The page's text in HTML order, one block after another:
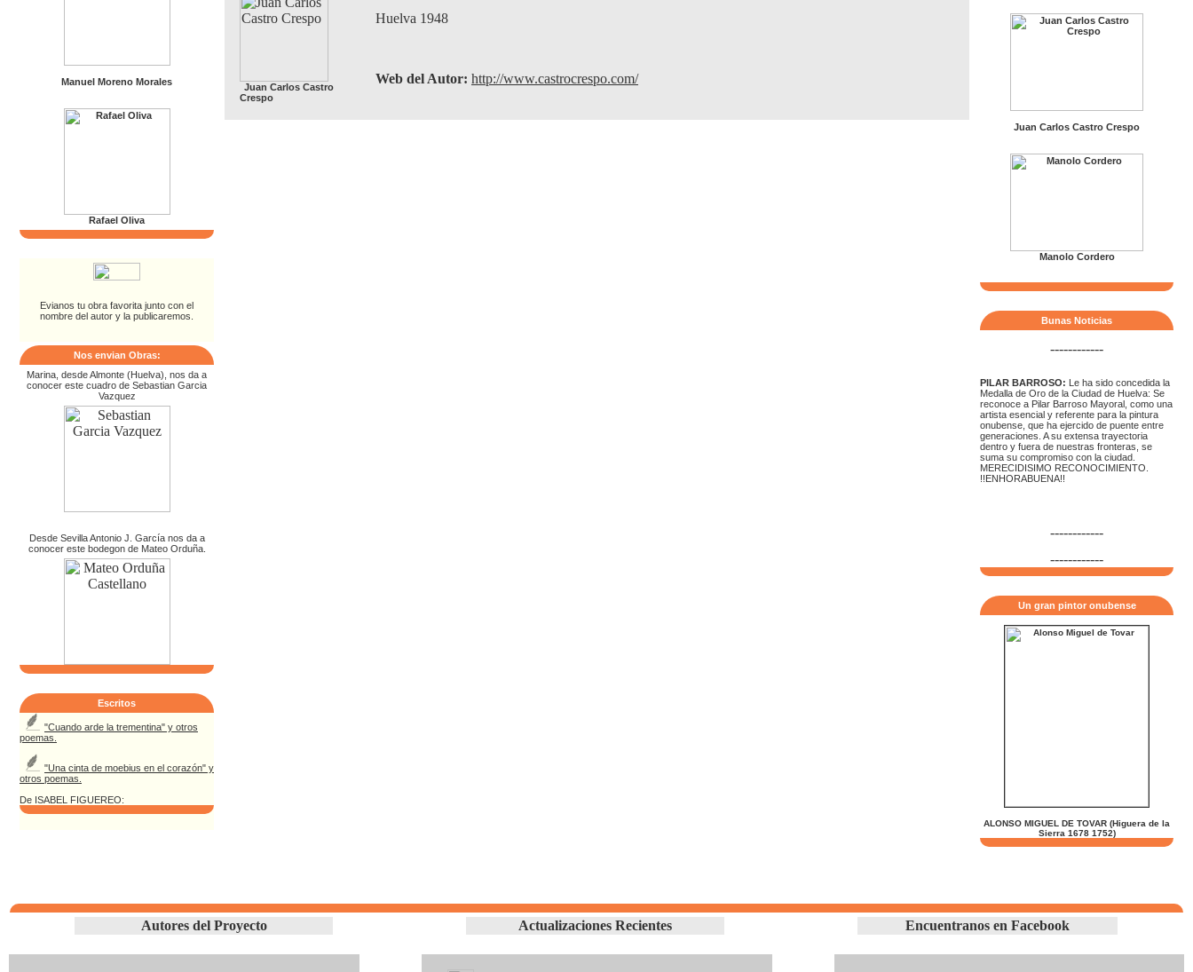
Manuel Moreno Morales
Rafael Oliva
Evianos tu obra favorita junto con el
nombre del autor y la publicaremos.
Nos envian Obras:
Marina, desde Almonte (Huelva), nos da a
conocer este cuadro de Sebastian Garcia
Vazquez
Desde Sevilla Antonio J. García nos da a
conocer este bodegon de Mateo Orduña.
Escritos
"Cuando arde la trementina" y otros
poemas.
"Una cinta de moebius en el corazón" y
otros poemas.
De ISABEL FIGUEREO:
Juan Carlos Castro
Crespo
Huelva 1948
Web del Autor: http://www.castrocrespo.com/
Juan Carlos Castro Crespo
Manolo Cordero
Bunas Noticias
------------
PILAR BARROSO: Le ha sido concedida la
Medalla de Oro de la Ciudad de Huelva: Se
reconoce a Pilar Barroso Mayoral, como una
artista esencial y referente para la pintura
onubense, que ha ejercido de puente entre
generaciones. A su extensa trayectoria
dentro y fuera de nuestras fronteras, se
suma su compromiso con la ciudad.
MERECIDISIMO RECONOCIMIENTO.
!!ENHORABUENA!!
------------
------------
Un gran pintor onubense
ALONSO MIGUEL DE TOVAR (Higuera de la
Sierra 1678 1752)
Autores del Proyecto Actualizaciones Recientes Encuentranos en Facebook